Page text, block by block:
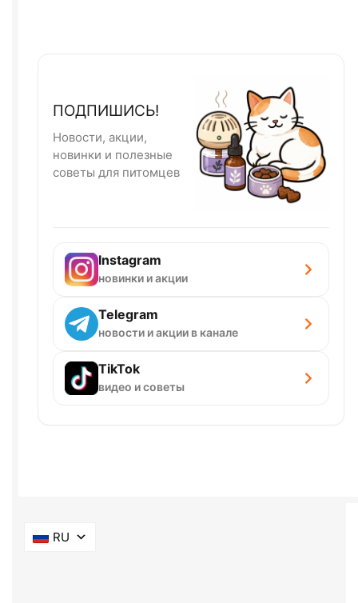
ПОДПИШИСЬ!
Новости, акции,
новинки и полезные
советы для питомцев
Instagram
новинки и акции
Telegram
новости и акции в канале
TikTok
видео и советы
RU